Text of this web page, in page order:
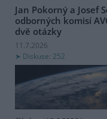
Jan Pokorný a Josef
odborných komisí
dvě otázky
11.7.2026
Diskuse: 252